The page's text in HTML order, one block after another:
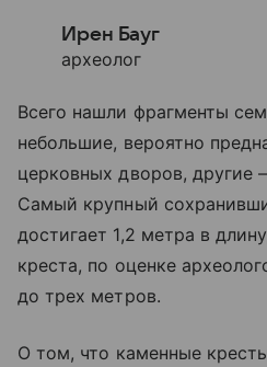
Ирен Бауг
археолог
Всего нашли фрагменты
небольшие, вероятно
церковных дворов, другие
Самый крупный
достигает 1,2 метра в
креста, по оценке
до трех метров.
О том, что каменные